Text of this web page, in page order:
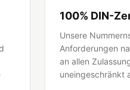
100% DIN-
Unsere
Anforderungen
an allen
uneingeschränkt